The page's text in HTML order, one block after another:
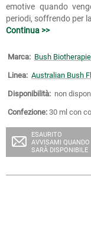
emotive quando
periodi, soffrendo per
Continua >>
Marca: Bush
Linea: Australian Bush
Disponibilità: non
Confezione: 30 ml con
ESAURITO
AVVISAMI QUANDO
SARÀ DISPONIBILE